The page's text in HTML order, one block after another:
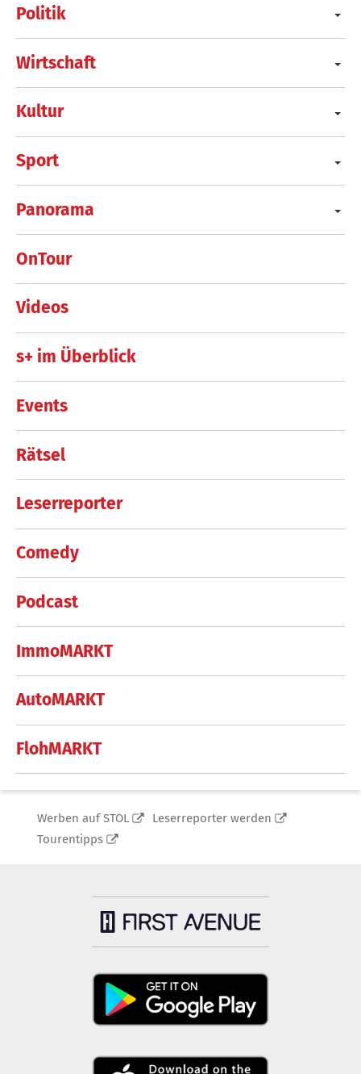
Politik
Wirtschaft
Kultur
Sport
Panorama
OnTour
Videos
s+ im Überblick
Events
Rätsel
Leserreporter
Comedy
Podcast
ImmoMARKT
AutoMARKT
FlohMARKT
Werben auf STOL
Leserreporter werden
Tourentipps